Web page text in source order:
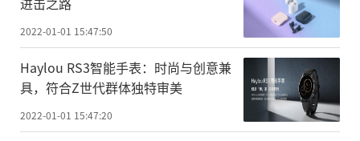
2022-01-01 15:47:50
Haylou RS3智能手表：时尚与创意兼
具，符合Z世代群体独特审美
2022-01-01 15:47:20